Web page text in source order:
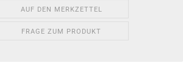
AUF DEN MERKZETTEL
FRAGE ZUM PRODUKT